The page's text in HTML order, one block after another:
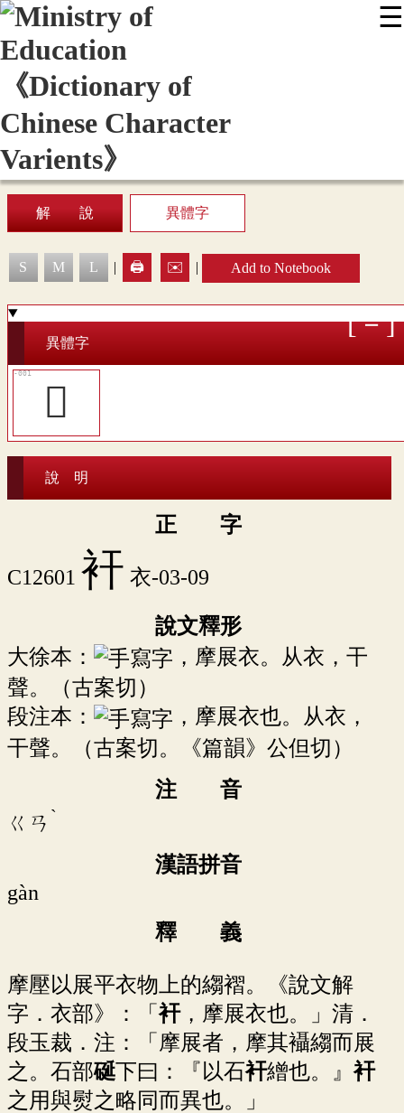
☰
Display Mode
Sitemap
解 說 異體字
S M L | 🖨️ ✉️ | Add to Notebook
異體字
𥾍
說 明
正 字
C12601 衦 衣-03-09
說文釋形
大徐本：
，摩展衣。从衣，干
聲。（古案切）
段注本：
，摩展衣也。从衣，
干聲。（古案切。《篇韻》公但切）
注 音
ㄍㄢ ˋ
漢語拼音
gàn
釋 義
摩壓以展平衣物上的縐褶。《說文解
字．衣部》：「衦，摩展衣也。」清．
段玉裁．注：「摩展者，摩其襵縐而展
之。石部硟下曰：『以石衦繒也。』衦
之用與熨之略同而異也。」